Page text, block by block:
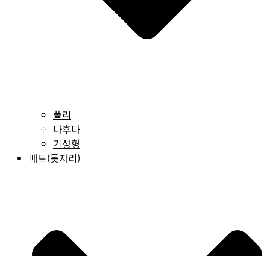
폴리
다후다
기성형
매트(돗자리)